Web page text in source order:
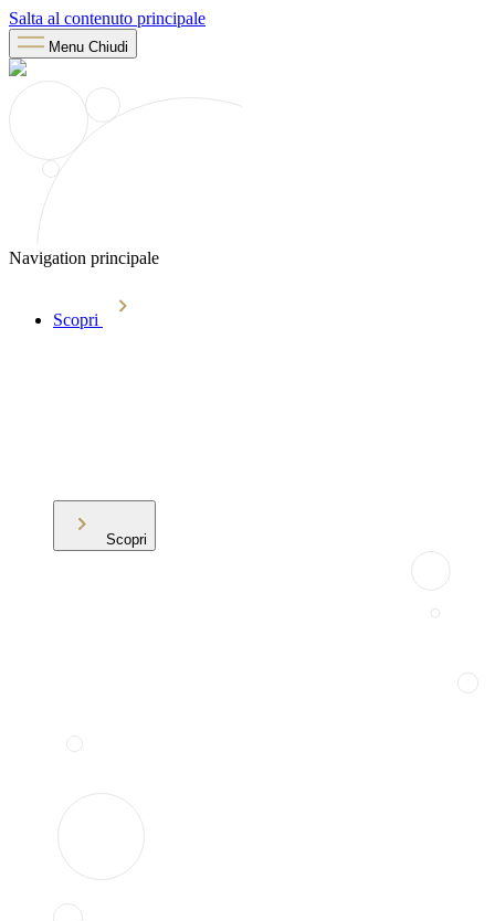
Salta al contenuto principale
Menu Chiudi
Navigation principale
Scopri
Scopri